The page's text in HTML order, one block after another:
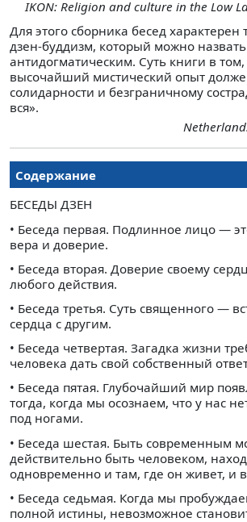
IKON: Religion and culture in the Low
Для этого сборника бесед характерен
дзен-буддизм, который можно назвать
антидогматическим. Суть книги в
высочайший мистический опыт
солидарности и безграничному
вся».
Содержание
БЕСЕДЫ ДЗЕН
• Беседа первая. Подлинное лицо —
вера и доверие.
• Беседа вторая. Доверие своему
любого действия.
• Беседа третья. Суть священного —
сердца с другим.
• Беседа четвертая. Загадка жизни
человека дать свой собственный
• Беседа пятая. Глубочайший мир
тогда, когда мы осознаем, что у нас
под ногами.
• Беседа шестая. Быть современным
действительно быть человеком,
одновременно и там, где он живет, и
• Беседа седьмая. Когда мы
полной истины, невозможное